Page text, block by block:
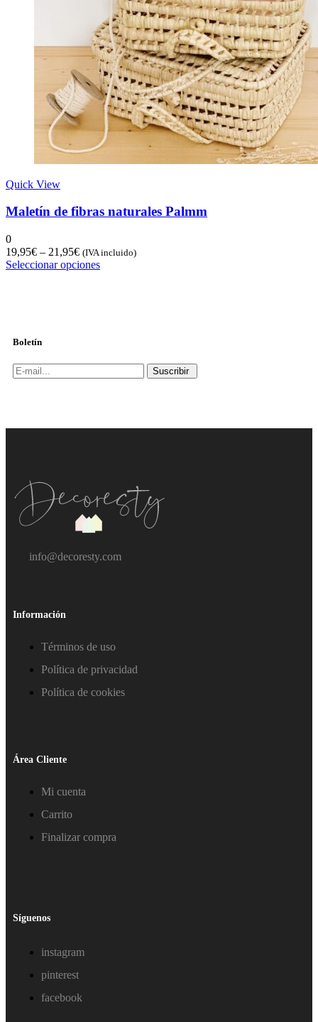
Quick View
Maletín de fibras naturales Palmm
0
19,95€ – 21,95€ (IVA incluido)
Seleccionar opciones
Boletín
Suscribir
info@decoresty.com
Información
Términos de uso
Política de privacidad
Política de cookies
Área Cliente
Mi cuenta
Carrito
Finalizar compra
Síguenos
instagram
pinterest
facebook